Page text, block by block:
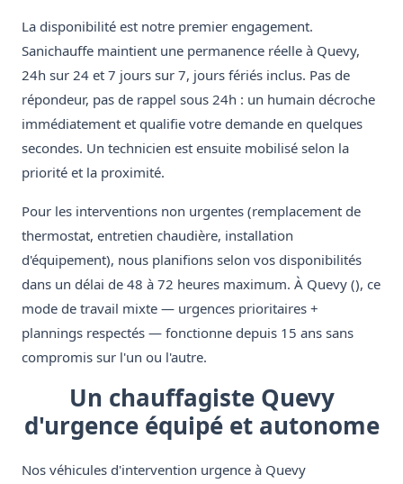
La disponibilité est notre premier engagement.
Sanichauffe maintient une permanence réelle à Quevy,
24h sur 24 et 7 jours sur 7, jours fériés inclus. Pas de
répondeur, pas de rappel sous 24h : un humain décroche
immédiatement et qualifie votre demande en quelques
secondes. Un technicien est ensuite mobilisé selon la
priorité et la proximité.
Pour les interventions non urgentes (remplacement de
thermostat, entretien chaudière, installation
d'équipement), nous planifions selon vos disponibilités
dans un délai de 48 à 72 heures maximum. À Quevy (), ce
mode de travail mixte — urgences prioritaires +
plannings respectés — fonctionne depuis 15 ans sans
compromis sur l'un ou l'autre.
Un chauffagiste Quevy
d'urgence équipé et autonome
Nos véhicules d'intervention urgence à Quevy